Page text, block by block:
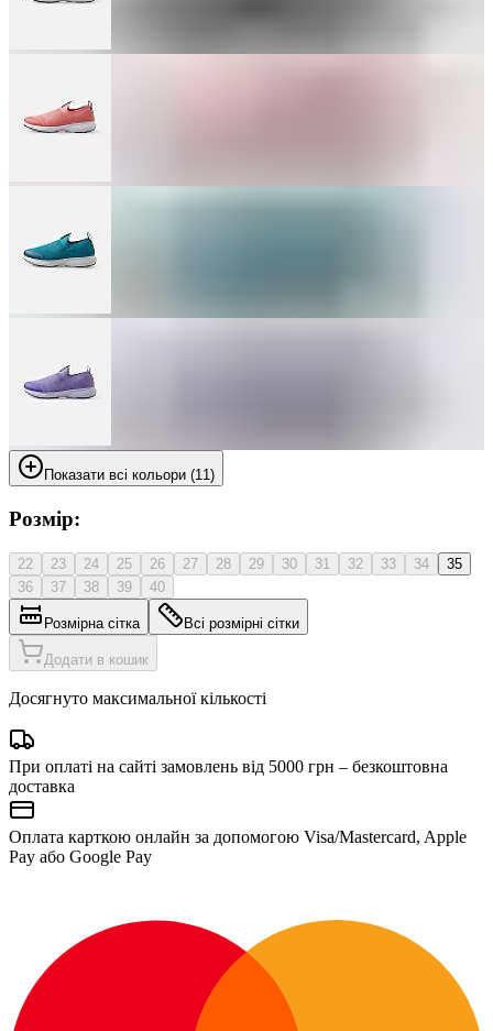
Показати всі кольори (11)
Розмір:
22 23 24 25 26 27 28 29 30 31 32 33 34
35
36
37 38 39 40
Розмірна сітка Всі розмірні сітки
Додати в кошик
Досягнуто максимальної кількості
При оплаті на сайті замовлень від 5000 грн – безкоштовна
доставка
Оплата карткою онлайн за допомогою Visa/Mastercard, Apple
Pay або Google Pay